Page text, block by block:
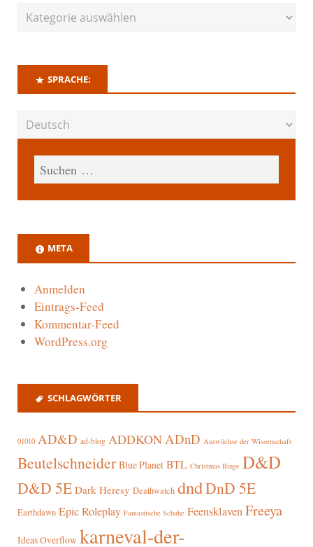
SPRACHE:
META
Anmelden
Eintrags-Feed
Kommentar-Feed
WordPress.org
SCHLAGWÖRTER
01010 AD&D ad-blog ADDKONADnD Auswüchse der Wissenschaft
Beutelschneider Blue Planet BTL Christmas Binge D&D
D&D 5E Dark Heresy Deathwatch dndDnD 5E
Earthdawn Epic Roleplay Fantastische Schuhe FeensklavenFreeya
Ideas Overflow karneval-der-